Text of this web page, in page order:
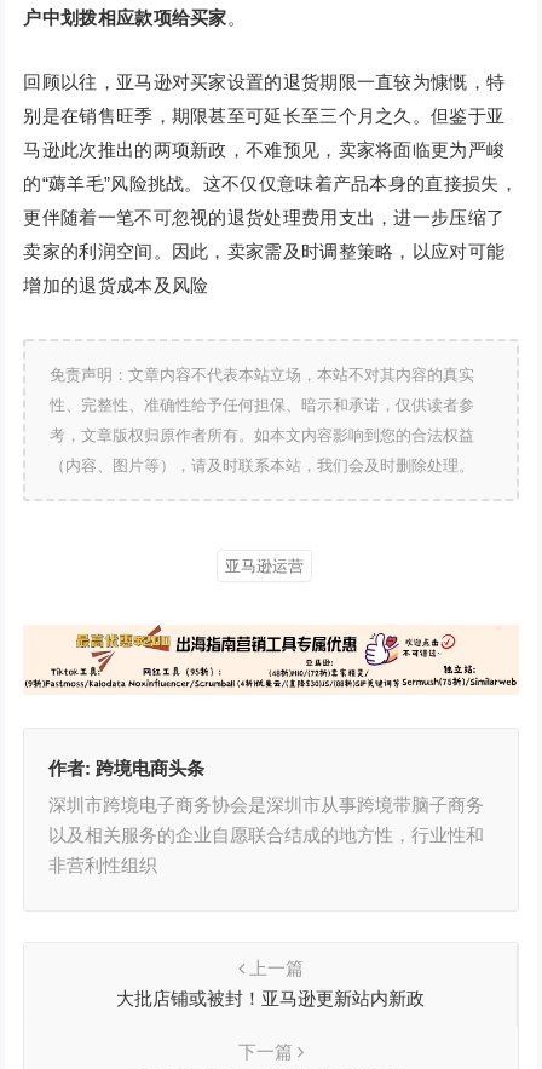
户中划拨相应款项给买家。
回顾以往，亚马逊对买家设置的退货期限一直较为慷慨，特
别是在销售旺季，期限甚至可延长至三个月之久。但鉴于亚
马逊此次推出的两项新政，不难预见，卖家将面临更为严峻
的“薅羊毛”风险挑战。这不仅仅意味着产品本身的直接损失，
更伴随着一笔不可忽视的退货处理费用支出，进一步压缩了
卖家的利润空间。因此，卖家需及时调整策略，以应对可能
增加的退货成本及风险
免责声明：文章内容不代表本站立场，本站不对其内容的真实
性、完整性、准确性给予任何担保、暗示和承诺，仅供读者参
考，文章版权归原作者所有。如本文内容影响到您的合法权益
（内容、图片等），请及时联系本站，我们会及时删除处理。
亚马逊运营
作者: 跨境电商头条
深圳市跨境电子商务协会是深圳市从事跨境带脑子商务
以及相关服务的企业自愿联合结成的地方性，行业性和
非营利性组织
上一篇
大批店铺或被封！亚马逊更新站内新政
下一篇